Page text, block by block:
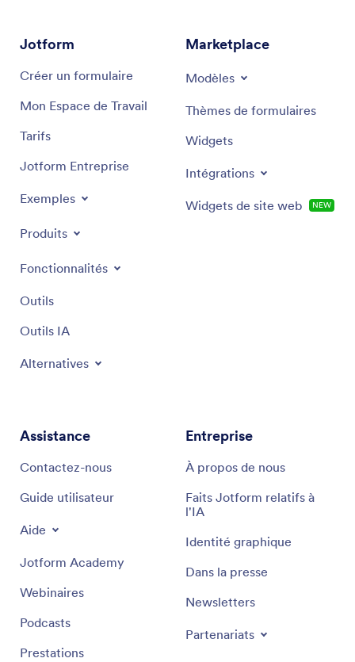
Jotform
Créer un formulaire
Mon Espace de Travail
Tarifs
Jotform Entreprise
Exemples
Produits
Fonctionnalités
Outils
Outils IA
Alternatives
Marketplace
Modèles
Thèmes de formulaires
Widgets
Intégrations
Widgets de site web NEW
Assistance
Contactez-nous
Guide utilisateur
Aide
Jotform Academy
Webinaires
Podcasts
Prestations
Entreprise
À propos de nous
Faits Jotform relatifs à
l'IA
Identité graphique
Dans la presse
Newsletters
Partenariats